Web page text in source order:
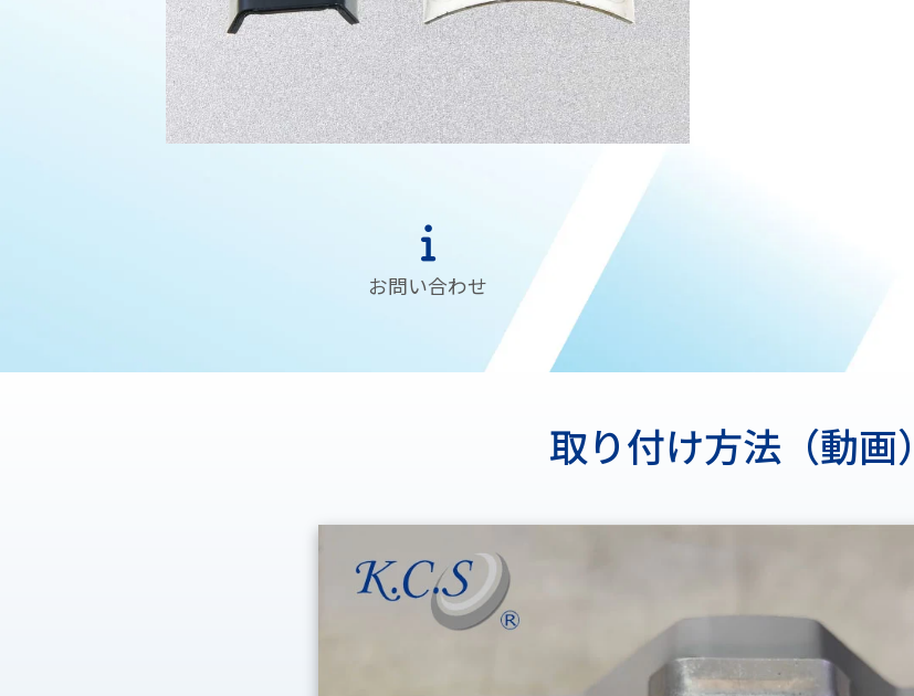
お問い合わせ
取り付け方法（動画）